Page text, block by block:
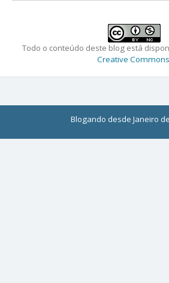
Todo o conteúdo deste blog está
Creative Commons
Blogando desde Janeiro